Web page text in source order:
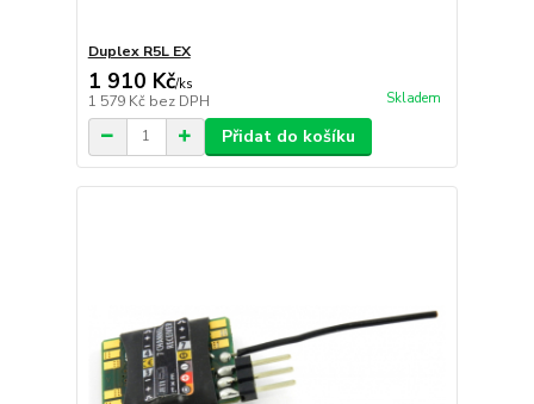
Duplex R5L EX
1 910 Kč/ks
1 579 Kč bez DPH Skladem
Přidat do košíku